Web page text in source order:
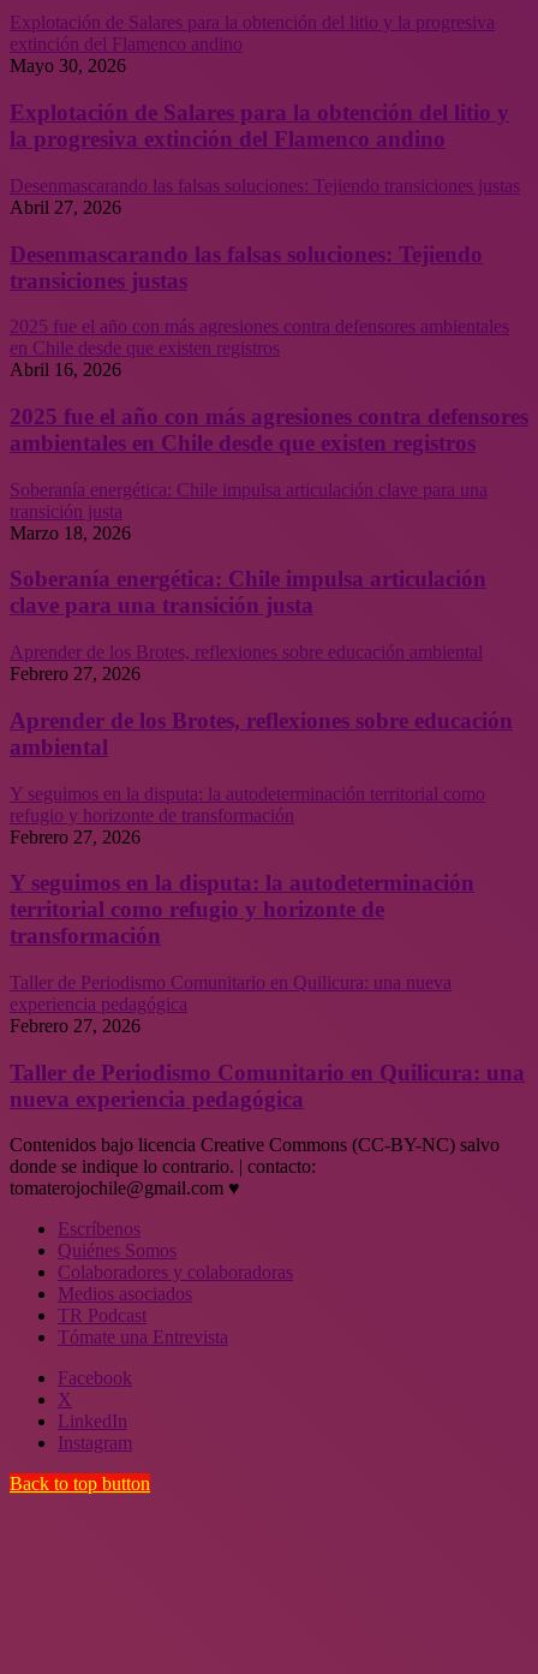
Explotación de Salares para la obtención del litio y la progresiva
extinción del Flamenco andino
Mayo 30, 2026
Explotación de Salares para la obtención del litio y
la progresiva extinción del Flamenco andino
Desenmascarando las falsas soluciones: Tejiendo transiciones justas
Abril 27, 2026
Desenmascarando las falsas soluciones: Tejiendo
transiciones justas
2025 fue el año con más agresiones contra defensores ambientales
en Chile desde que existen registros
Abril 16, 2026
2025 fue el año con más agresiones contra defensores
ambientales en Chile desde que existen registros
Soberanía energética: Chile impulsa articulación clave para una
transición justa
Marzo 18, 2026
Soberanía energética: Chile impulsa articulación
clave para una transición justa
Aprender de los Brotes, reflexiones sobre educación ambiental
Febrero 27, 2026
Aprender de los Brotes, reflexiones sobre educación
ambiental
Y seguimos en la disputa: la autodeterminación territorial como
refugio y horizonte de transformación
Febrero 27, 2026
Y seguimos en la disputa: la autodeterminación
territorial como refugio y horizonte de
transformación
Taller de Periodismo Comunitario en Quilicura: una nueva
experiencia pedagógica
Febrero 27, 2026
Taller de Periodismo Comunitario en Quilicura: una
nueva experiencia pedagógica
Contenidos bajo licencia Creative Commons (CC-BY-NC) salvo
donde se indique lo contrario. | contacto:
tomaterojochile@gmail.com ♥
Escríbenos
Quiénes Somos
Colaboradores y colaboradoras
Medios asociados
TR Podcast
Tómate una Entrevista
Facebook
X
LinkedIn
Instagram
Back to top button